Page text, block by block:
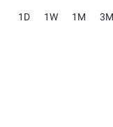
1D 1W 1M 3M